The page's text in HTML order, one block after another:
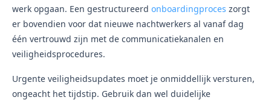
werk opgaan. Een gestructureerd onboardingproces zorgt
er bovendien voor dat nieuwe nachtwerkers al vanaf dag
één vertrouwd zijn met de communicatiekanalen en
veiligheidsprocedures.
Urgente veiligheidsupdates moet je onmiddellijk versturen,
ongeacht het tijdstip. Gebruik dan wel duidelijke